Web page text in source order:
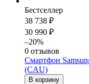
Бестселлер
38 738 ₽
30 990 ₽
–20%
0 отзывов
Смартфон
(CAU)
В корзину